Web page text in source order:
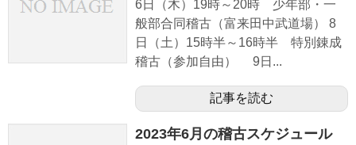
6日（木）19時～20時 少年部・一
般部合同稽古（富来田中武道場） 8
日（土）15時半～16時半 特別錬成
稽古（参加自由） 9日...
記事を読む
2023年6月の稽古スケジュール